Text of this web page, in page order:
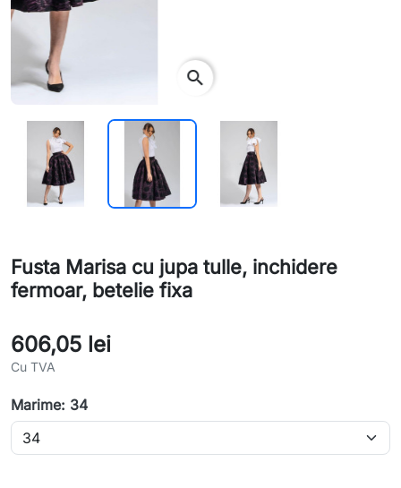
Fusta Marisa cu jupa tulle, inchidere
fermoar, betelie fixa
606,05 lei
Cu TVA
Marime: 34